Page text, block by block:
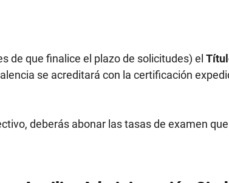
de que finalice el plazo de solicitudes) el
se acreditará con la certificación
deberás abonar las tasas de examen que